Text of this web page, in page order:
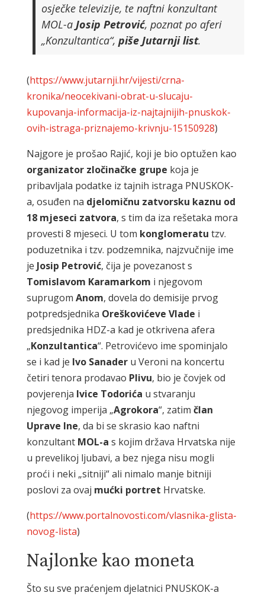
osječke televizije, te naftni konzultant
MOL-a Josip Petrović, poznat po aferi
„Konzultantica“, piše Jutarnji list.
(https://www.jutarnji.hr/vijesti/crna-
kronika/neocekivani-obrat-u-slucaju-
kupovanja-informacija-iz-najtajnijih-pnuskok-
ovih-istraga-priznajemo-krivnju-15150928)
Najgore je prošao Rajić, koji je bio optužen kao
organizator zločinačke grupe koja je
pribavljala podatke iz tajnih istraga PNUSKOK-
a, osuđen na djelomičnu zatvorsku kaznu od
18 mjeseci zatvora, s tim da iza rešetaka mora
provesti 8 mjeseci. U tom konglomeratu tzv.
poduzetnika i tzv. podzemnika, najzvučnije ime
je Josip Petrović, čija je povezanost s
Tomislavom Karamarkom i njegovom
suprugom Anom, dovela do demisije prvog
potpredsjednika Oreškovićeve Vlade i
predsjednika HDZ-a kad je otkrivena afera
„Konzultantica“. Petrovićevo ime spominjalo
se i kad je Ivo Sanaderu Veroni na koncertu
četiri tenora prodavao Plivu, bio je čovjek od
povjerenja Ivice Todorića u stvaranju
njegovog imperija „Agrokora“, zatim član
Uprave Ine, da bi se skrasio kao naftni
konzultant MOL-a s kojim država Hrvatska nije
u prevelikoj ljubavi, a bez njega nisu mogli
proći i neki „sitniji“ ali nimalo manje bitniji
poslovi za ovaj mućki portret Hrvatske.
(https://www.portalnovosti.com/vlasnika-glista-
novog-lista)
Najlonke kao moneta
Što su sve praćenjem djelatnici PNUSKOK-a